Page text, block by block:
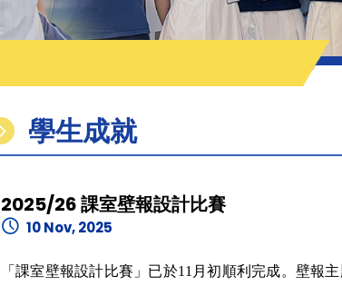
學生成就
2025/26 課室壁報設計比賽
10 Nov, 2025
「課室壁報設計比賽」已於11月初順利完成。壁報